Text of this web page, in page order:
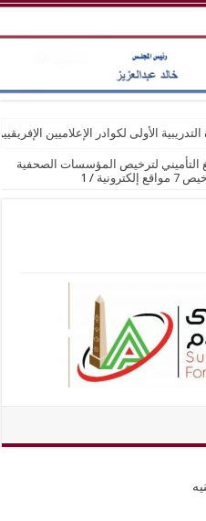
الأولى لكوادر الإعلاميين
التأميني لترخيص المؤسسات الصحفية
/
1
جنيه